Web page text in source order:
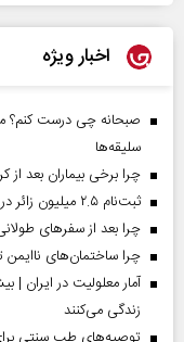
اخبار ویژه
سلیقه‌ها
چرا برخی بیماران بعد از
ثبت‌نام ۲.۵ میلیون زائر در سماح | عبور ۱.۷ میلیون نفر از مرز‌های اربعین
چرا بعد از سفرهای
چرا ساختمان‌های
زندگی می‌کنند